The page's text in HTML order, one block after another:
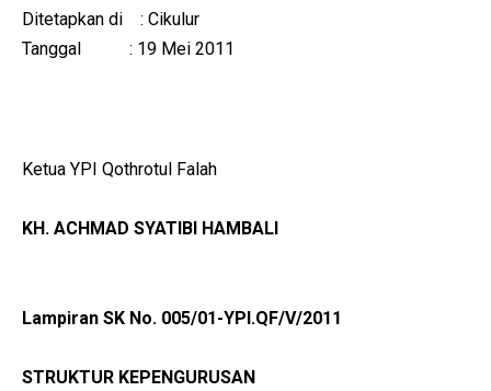
Ditetapkan di : Cikulur
Tanggal : 19 Mei 2011
Ketua YPI Qothrotul Falah
KH. ACHMAD SYATIBI HAMBALI
Lampiran SK No. 005/01-YPI.QF/V/2011
STRUKTUR KEPENGURUSAN